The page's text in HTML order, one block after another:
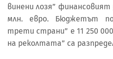
винени лозя” финансовият
млн. евро. Бюджетът
трети страни” е 11 250
на реколтата” са